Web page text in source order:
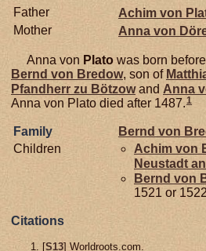
Father Achim von
Mother
Anna von
Anna von Plato was born
Bernd von Bredow, son of
Pfandherr zu Bötzowand Anna
Anna von Plato died after 1487.1
Family Bernd von
Children
Achim von
Neustadt
Bernd von
1521 or 1522
Citations
[S13] Worldroots.com.